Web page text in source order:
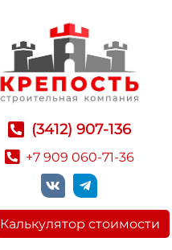
(3412) 907-136
+7 909 060-71-36
Калькулятор стоимости